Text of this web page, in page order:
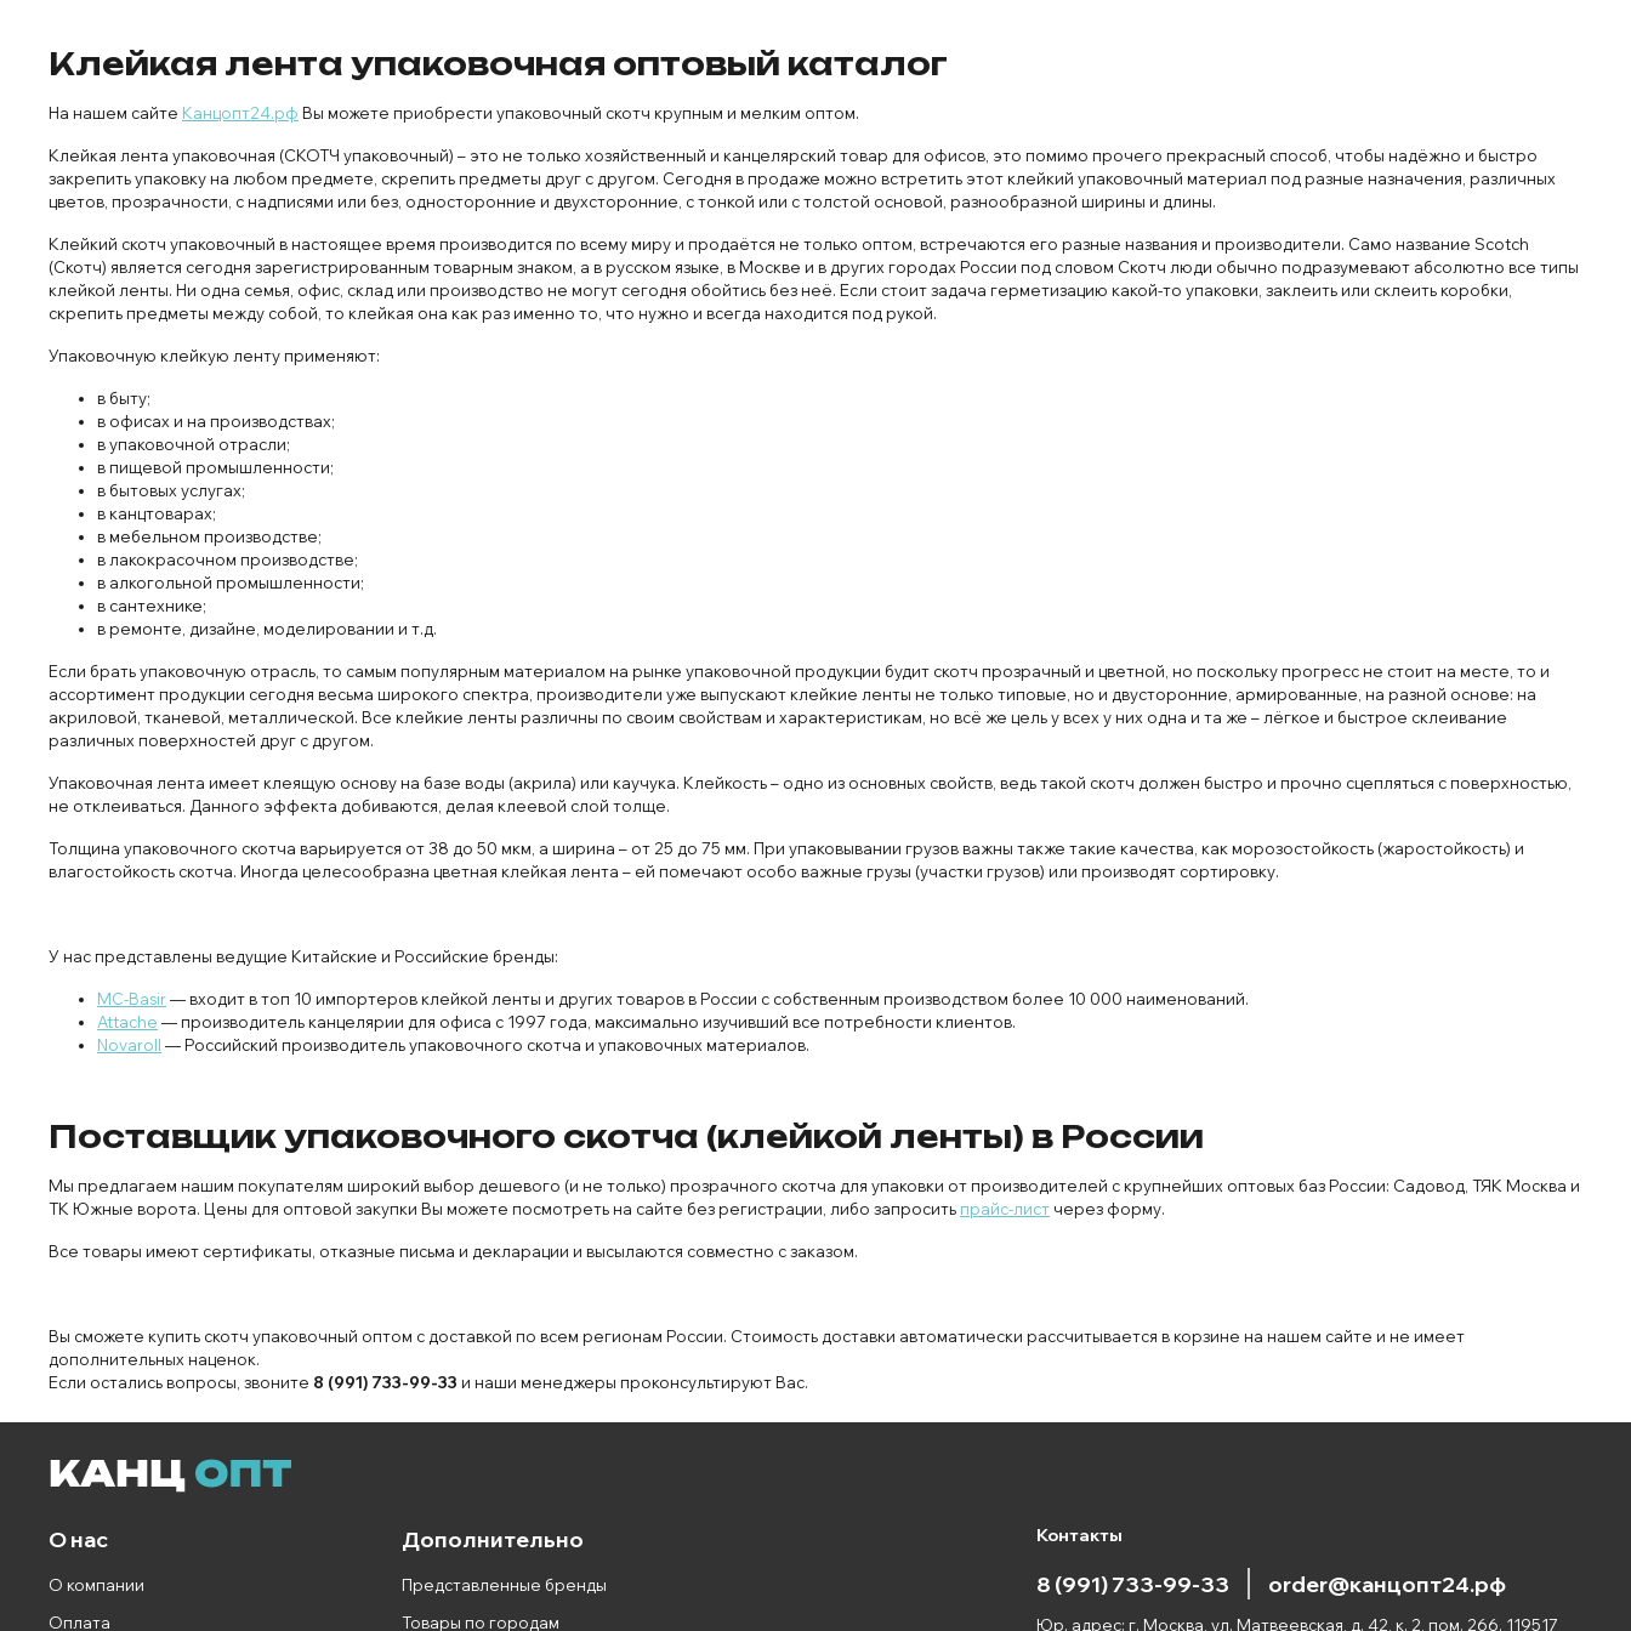
Клейкая лента упаковочная оптовый каталог
На нашем сайте Канцопт24.рф Вы можете приобрести упаковочный скотч крупным и мелким оптом.
Клейкая лента упаковочная (СКОТЧ упаковочный) – это не только хозяйственный и канцелярский товар для офисов, это помимо прочего прекрасный способ, чтобы надёжно и быстро
закрепить упаковку на любом предмете, скрепить предметы друг с другом. Сегодня в продаже можно встретить этот клейкий упаковочный материал под разные назначения, различных
цветов, прозрачности, с надписями или без, односторонние и двухсторонние, с тонкой или с толстой основой, разнообразной ширины и длины.
Клейкий скотч упаковочный в настоящее время производится по всему миру и продаётся не только оптом, встречаются его разные названия и производители. Само название Scotch
(Скотч) является сегодня зарегистрированным товарным знаком, а в русском языке, в Москве и в других городах России под словом Скотч люди обычно подразумевают абсолютно все типы
клейкой ленты. Ни одна семья, офис, склад или производство не могут сегодня обойтись без неё. Если стоит задача герметизацию какой-то упаковки, заклеить или склеить коробки,
скрепить предметы между собой, то клейкая она как раз именно то, что нужно и всегда находится под рукой.
Упаковочную клейкую ленту применяют:
в быту;
в офисах и на производствах;
в упаковочной отрасли;
в пищевой промышленности;
в бытовых услугах;
в канцтоварах;
в мебельном производстве;
в лакокрасочном производстве;
в алкогольной промышленности;
в сантехнике;
в ремонте, дизайне, моделировании и т.д.
Если брать упаковочную отрасль, то самым популярным материалом на рынке упаковочной продукции будит скотч прозрачный и цветной, но поскольку прогресс не стоит на месте, то и
ассортимент продукции сегодня весьма широкого спектра, производители уже выпускают клейкие ленты не только типовые, но и двусторонние, армированные, на разной основе: на
акриловой, тканевой, металлической. Все клейкие ленты различны по своим свойствам и характеристикам, но всё же цель у всех у них одна и та же – лёгкое и быстрое склеивание
различных поверхностей друг с другом.
Упаковочная лента имеет клеящую основу на базе воды (акрила) или каучука. Клейкость – одно из основных свойств, ведь такой скотч должен быстро и прочно сцепляться с поверхностью,
не отклеиваться. Данного эффекта добиваются, делая клеевой слой толще.
Толщина упаковочного скотча варьируется от 38 до 50 мкм, а ширина – от 25 до 75 мм. При упаковывании грузов важны также такие качества, как морозостойкость (жаростойкость) и
влагостойкость скотча. Иногда целесообразна цветная клейкая лента – ей помечают особо важные грузы (участки грузов) или производят сортировку.
У нас представлены ведущие Китайские и Российские бренды:
MC-Basir— входит в топ 10 импортеров клейкой ленты и других товаров в России с собственным производством более 10 000 наименований.
Attache — производитель канцелярии для офиса с 1997 года, максимально изучивший все потребности клиентов.
Novaroll — Российский производитель упаковочного скотча и упаковочных материалов.
Поставщик упаковочного скотча (клейкой ленты) в России
Мы предлагаем нашим покупателям широкий выбор дешевого (и не только) прозрачного скотча для упаковки от производителей с крупнейших оптовых баз России: Садовод, ТЯК Москва и
ТК Южные ворота. Цены для оптовой закупки Вы можете посмотреть на сайте без регистрации, либо запросить прайс-лист через форму.
Все товары имеют сертификаты, отказные письма и декларации и высылаются совместно с заказом.
Вы сможете купить скотч упаковочный оптом с доставкой по всем регионам России. Стоимость доставки автоматически рассчитывается в корзине на нашем сайте и не имеет
дополнительных наценок.
Если остались вопросы, звоните 8 (991) 733-99-33 и наши менеджеры проконсультируют Вас.
О нас
О компании
Оплата
Дополнительно
Представленные бренды
Товары по городам
Контакты
8 (991) 733-99-33 order@канцопт24.рф
Юр. адрес: г. Москва, ул. Матвеевская, д. 42, к. 2, пом. 266. 119517